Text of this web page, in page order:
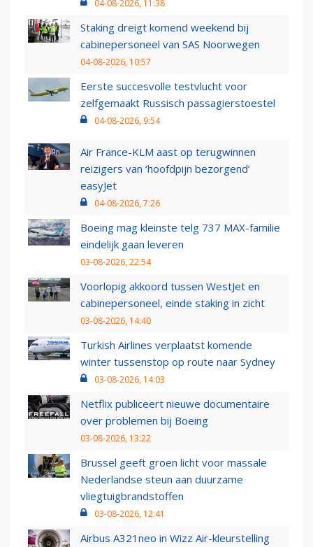
04-08-2026, 11:38
Staking dreigt komend weekend bij
cabinepersoneel van SAS Noorwegen
04-08-2026, 10:57
Eerste succesvolle testvlucht voor
zelfgemaakt Russisch passagierstoestel
04-08-2026, 9:54
Air France-KLM aast op terugwinnen
reizigers van ‘hoofdpijn bezorgend’
easyJet
04-08-2026, 7:26
Boeing mag kleinste telg 737 MAX-familie
eindelijk gaan leveren
03-08-2026, 22:54
Voorlopig akkoord tussen WestJet en
cabinepersoneel, einde staking in zicht
03-08-2026, 14:40
Turkish Airlines verplaatst komende
winter tussenstop op route naar Sydney
03-08-2026, 14:03
Netflix publiceert nieuwe documentaire
over problemen bij Boeing
03-08-2026, 13:22
Brussel geeft groen licht voor massale
Nederlandse steun aan duurzame
vliegtuigbrandstoffen
03-08-2026, 12:41
Airbus A321neo in Wizz Air-kleurstelling